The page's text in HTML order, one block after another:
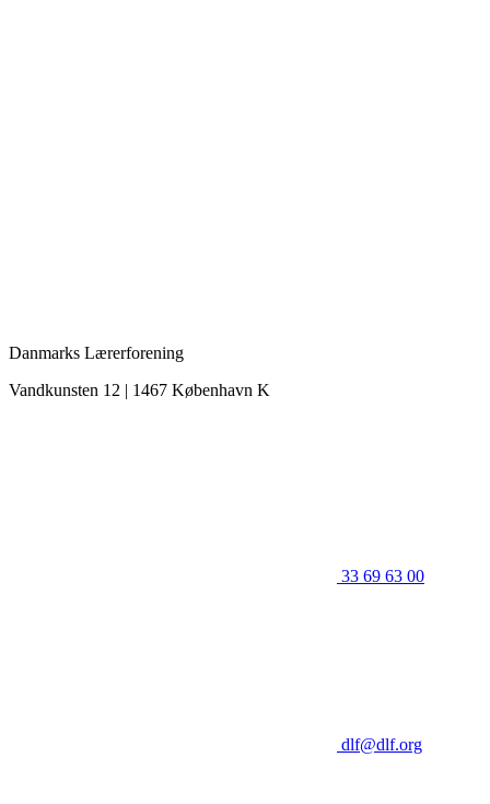
Danmarks Lærerforening
Vandkunsten 12 | 1467 København K
33 69 63 00
dlf@dlf.org